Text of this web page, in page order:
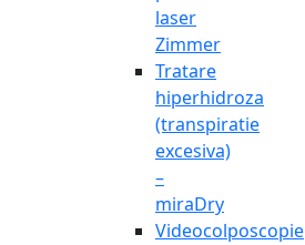
laser
Zimmer
Tratare
hiperhidroza
(transpiratie
excesiva)
–
miraDry
Videocolposcopie